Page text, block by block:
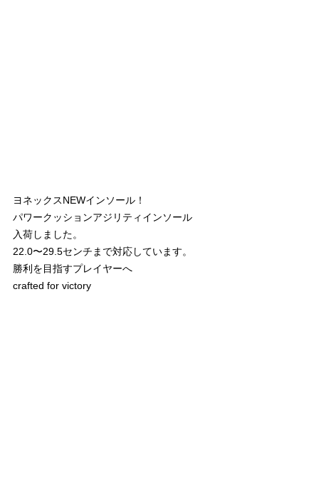
ヨネックスNEWインソール！
パワークッションアジリティインソール
入荷しました。
22.0〜29.5センチまで対応しています。
勝利を目指すプレイヤーへ
crafted for victory